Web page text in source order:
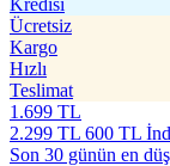
Ücretsiz
Kargo
Hızlı
Teslimat
1.699 TL
2.299 TL 600 TL
Son 30 günün en